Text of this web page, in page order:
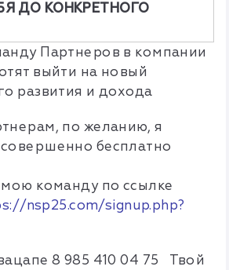
ДО КОНКРЕТНОГО
Партнеров в компании
выйти на новый
развития и дохода
по желанию, я
бесплатно
команду по ссылке
nsp25.com/signup.php?
8 985 410 04 75 Твой